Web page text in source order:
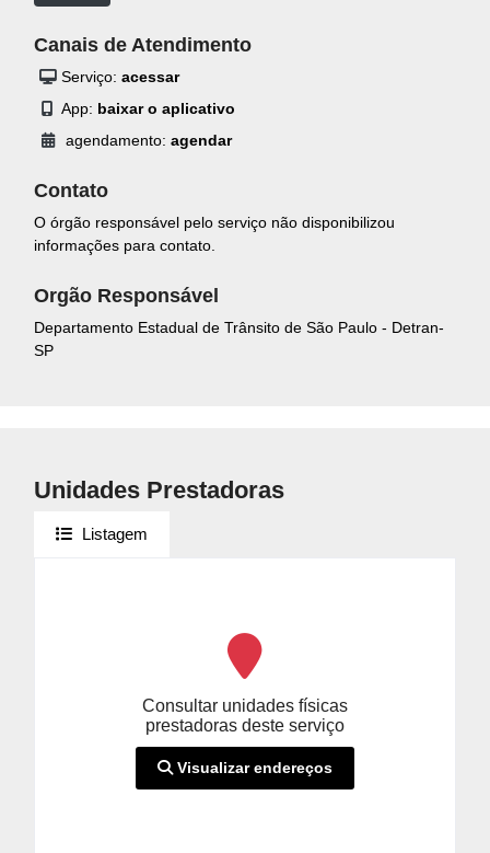
Canais de Atendimento
Serviço: acessar
App: baixar o aplicativo
agendamento: agendar
Contato
O órgão responsável pelo serviço não disponibilizou
informações para contato.
Orgão Responsável
Departamento Estadual de Trânsito de São Paulo - Detran-
SP
Unidades Prestadoras
Listagem
Consultar unidades físicas
prestadoras deste serviço
Visualizar endereços